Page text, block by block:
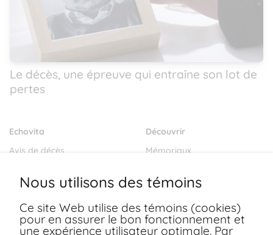
Le décès, une épreuve qui entraîne son lot de
pertes
Echovita
Avis de décès
Envoyer des fleurs
Découvrir
Mémoriaux
Blogs
Dernières volontés
Ressources
Nous utilisons des témoins
Ce site Web utilise des témoins (cookies)
pour en assurer le bon fonctionnement et
une expérience utilisateur optimale. Par